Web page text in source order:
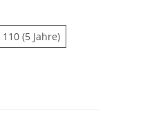
Jahre)
110 (5 Jahre)110 (5 Jahre)